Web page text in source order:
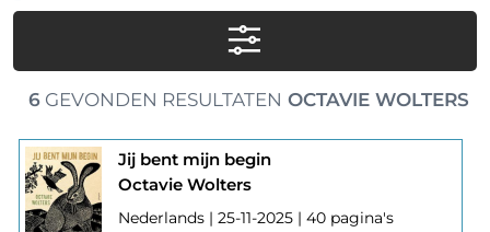
6GEVONDEN RESULTATEN OCTAVIE WOLTERS
Jij bent mijn begin
Octavie Wolters
Nederlands | 25-11-2025 | 40 pagina's